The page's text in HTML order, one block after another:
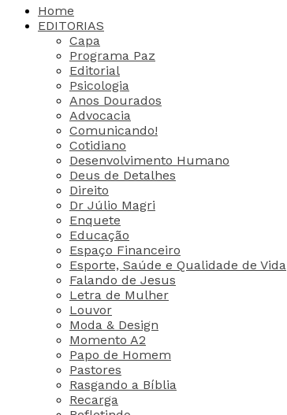
Home
EDITORIAS
Capa
Programa Paz
Editorial
Psicologia
Anos Dourados
Advocacia
Comunicando!
Cotidiano
Desenvolvimento Humano
Deus de Detalhes
Direito
Dr Júlio Magri
Enquete
Educação
Espaço Financeiro
Esporte, Saúde e Qualidade de Vida
Falando de Jesus
Letra de Mulher
Louvor
Moda & Design
Momento A2
Papo de Homem
Pastores
Rasgando a Bíblia
Recarga